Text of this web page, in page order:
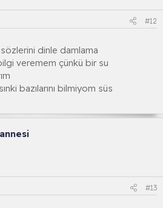
#12
dinle damlama
veremem çünkü bir su
bazılarını bilmiyom süs
#13